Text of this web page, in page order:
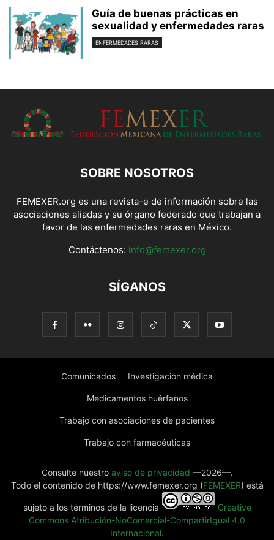
Guía de buenas prácticas en
sexualidad y enfermedades raras
ENFERMEDADES RARAS
SOBRE NOSOTROS
FEMEXER.org es una revista-e de información sobre las
asociaciones aliadas y su órgano federado que trabajan a
favor de las enfermedades raras en México.
Contáctenos: info@femexer.org
SÍGANOS
Comunicados Investigación médica
Medicamentos huérfanos
Trabajo con asociaciones de pacientes
Trabajo con farmacéuticas
Consulte nuestro aviso de privacidad —2026—.
Todo el contenido de https://www.femexer.org (FEMEXER) está
sujeto a los términos de la licencia
Creative
Commons Atribución-NoComercial-CompartirIgual 4.0
Internacional.